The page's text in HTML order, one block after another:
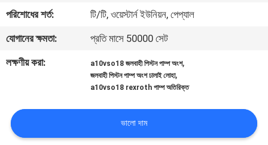
যোগাযোগ
করুন
কেস
পরিশোধের শর্ত:
টি/টি, ওয়েস্টার্ন ইউনিয়ন, পেপ্যাল
যোগানের ক্ষমতা:
প্রতি মাসে 50000 সেট
লক্ষণীয় করা:
a10vso18 জলবাহী পিস্টন পাম্প অংশ,
জলবাহী পিস্টন পাম্প অংশ ঢালাই লোহা,
a10vso18 rexroth পাম্প অতিরিক্ত
ভালো দাম